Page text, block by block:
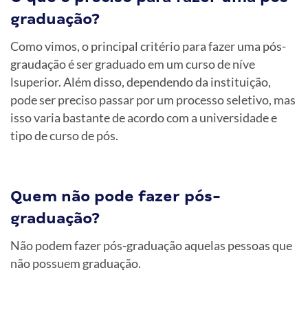
graduação?
Como vimos, o principal critério para fazer uma pós-
graudação é ser graduado em um curso de níve
lsuperior. Além disso, dependendo da instituição,
pode ser preciso passar por um processo seletivo, mas
isso varia bastante de acordo com a universidade e
tipo de curso de pós.
Quem não pode fazer pós-
graduação?
Não podem fazer pós-graduação aquelas pessoas que
não possuem graduação.